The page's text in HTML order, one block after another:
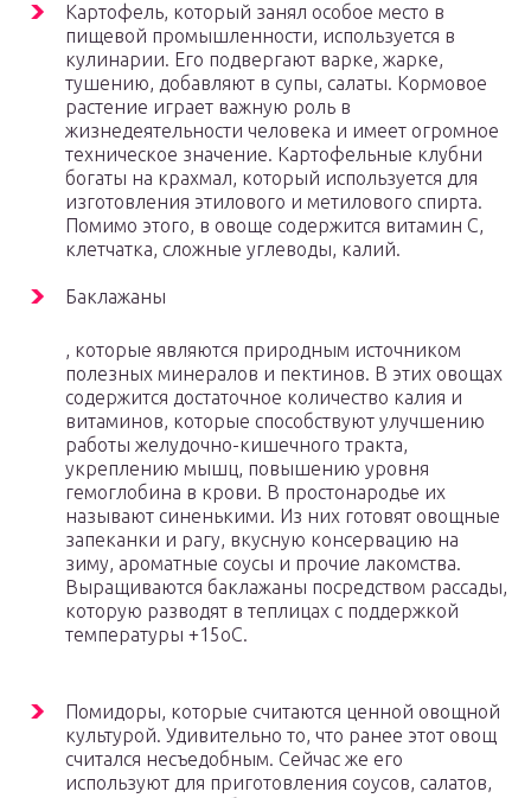
Картофель, который занял особое место в
пищевой промышленности, используется в
кулинарии. Его подвергают варке, жарке,
тушению, добавляют в супы, салаты. Кормовое
растение играет важную роль в
жизнедеятельности человека и имеет огромное
техническое значение. Картофельные клубни
богаты на крахмал, который используется для
изготовления этилового и метилового спирта.
Помимо этого, в овоще содержится витамин С,
клетчатка, сложные углеводы, калий.
Баклажаны
, которые являются природным источником
полезных минералов и пектинов. В этих овощах
содержится достаточное количество калия и
витаминов, которые способствуют улучшению
работы желудочно-кишечного тракта,
укреплению мышц, повышению уровня
гемоглобина в крови. В простонародье их
называют синенькими. Из них готовят овощные
запеканки и рагу, вкусную консервацию на
зиму, ароматные соусы и прочие лакомства.
Выращиваются баклажаны посредством рассады,
которую разводят в теплицах с поддержкой
температуры +15оС.
Помидоры, которые считаются ценной овощной
культурой. Удивительно то, что ранее этот овощ
считался несъедобным. Сейчас же его
используют для приготовления соусов, салатов,